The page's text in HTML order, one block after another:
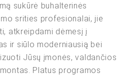
sukūrė buhalterinės
srities profesionalai, jie
atkreipdami dėmesį į
ir siūlo moderniausią bei
Jūsų įmonės, valdančios
Platus programos